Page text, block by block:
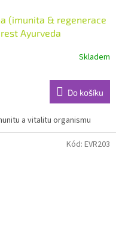
(imunita & regenerace
Ayurveda
Skladem
Do košíku
a vitalitu organismu
Kód: EVR203